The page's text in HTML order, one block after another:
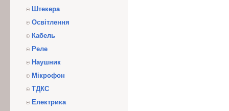
Штекера
Освітлення
Кабель
Реле
Наушник
Мікрофон
ТДКС
Електрика